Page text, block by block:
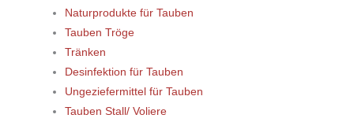
Naturprodukte für Tauben
Tauben Tröge
Tränken
Desinfektion für Tauben
Ungeziefermittel für Tauben
Tauben Stall/ Voliere